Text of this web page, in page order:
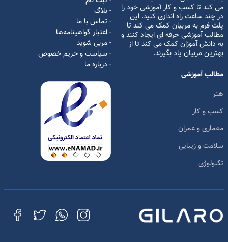
می کند تا کسب و کار آموزشی خود را
در چند ساعت راه اندازی کنید. این
پلت فرم به مربیان کمک می کند تا
مطالب آموزشی حرفه ای ایجاد کنند و
به دانش آموزان کمک می کند تا از
بهترین مربیان یاد بگیرند.
- بلاگ
- تماس با ما
- اعتبار گواهینامه‌ها
- مربی شوید
- سیاست و حریم خصوص
- درباره ما
مطالب آموزشی
هنر
کسب و کار
معماری و عمران
سلامت و زیبایی
تکنولوژی